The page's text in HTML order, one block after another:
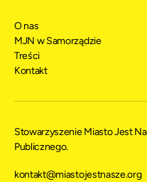
Stowarzyszenie Miasto Jest
Publicznego.
kontakt@miastojestnasze.org
O nas
MJN w Samorządzie
Treści
Kontakt